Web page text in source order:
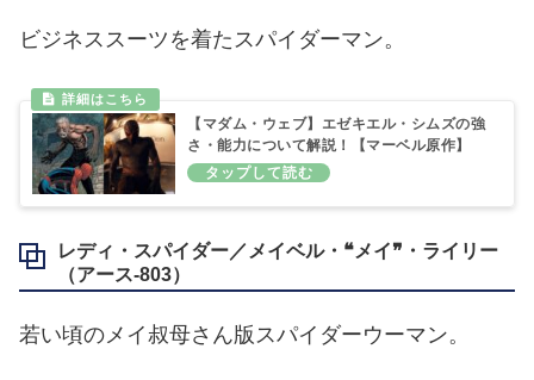
ビジネススーツを着たスパイダーマン。
【マダム・ウェブ】エゼキエル・シムズの強
さ・能力について解説！【マーベル原作】
レディ・スパイダー／メイベル・❝メイ❞・ライリー
（アース‐803）
若い頃のメイ叔母さん版スパイダーウーマン。